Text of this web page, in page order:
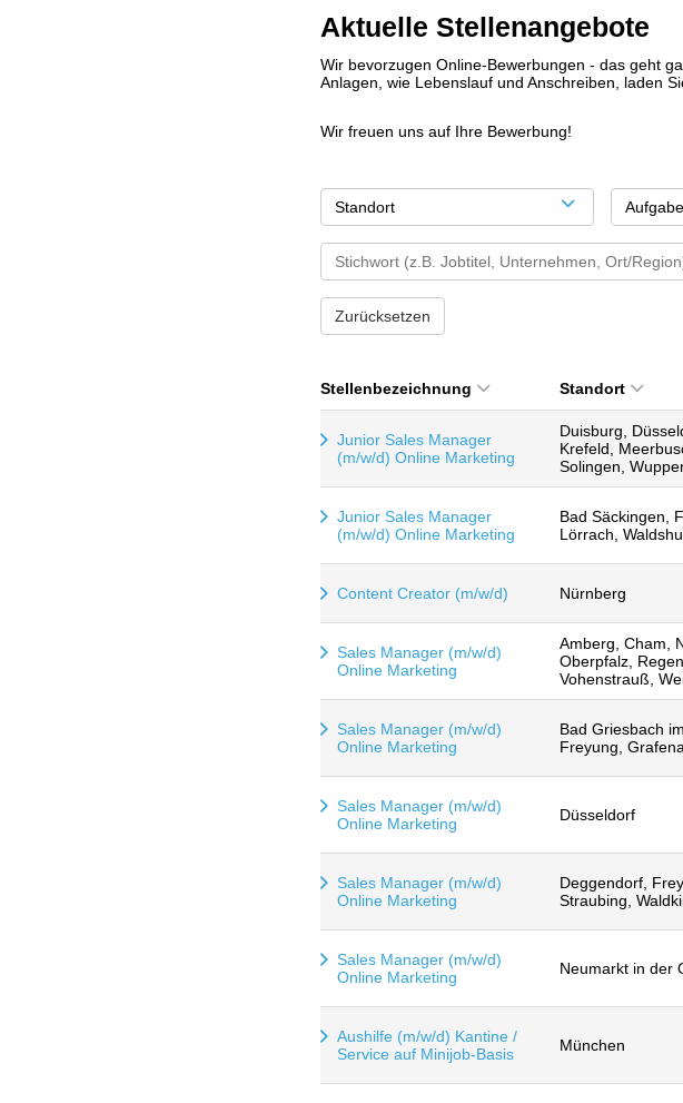
Aktuelle Stellenangebote
Wir bevorzugen Online-Bewerbungen - das geht
Anlagen, wie Lebenslauf und Anschreiben, laden
Wir freuen uns auf Ihre Bewerbung!
Standort
Zurücksetzen
Stellenbezeichnung Standort
Junior Sales Manager
(m/w/d) Online Marketing
Duisburg,
Krefeld,
Solingen,
Junior Sales Manager
(m/w/d) Online Marketing
Bad Säckingen,
Lörrach,
Content Creator (m/w/d) Nürnberg
Sales Manager (m/w/d)
Online Marketing
Amberg, Cham,
Oberpfalz,
Vohenstrauß,
Sales Manager (m/w/d)
Online Marketing
Bad Griesbach
Freyung,
Sales Manager (m/w/d)
Online Marketing
Düsseldorf
Sales Manager (m/w/d)
Online Marketing
Deggendorf,
Straubing,
Sales Manager (m/w/d)
Online Marketing
Neumarkt in der
Aushilfe (m/w/d) Kantine /
Service auf Minijob-Basis
München